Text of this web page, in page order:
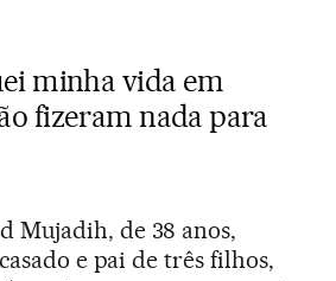
minha vida em
fizeram nada para
Mujadih, de 38 anos,
e pai de três filhos,